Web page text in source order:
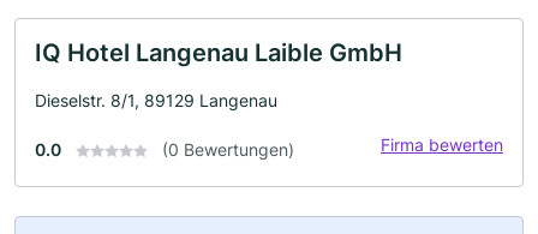
IQ Hotel Langenau Laible GmbH
Dieselstr. 8/1, 89129 Langenau
0.0 (0 Bewertungen) Firma bewerten